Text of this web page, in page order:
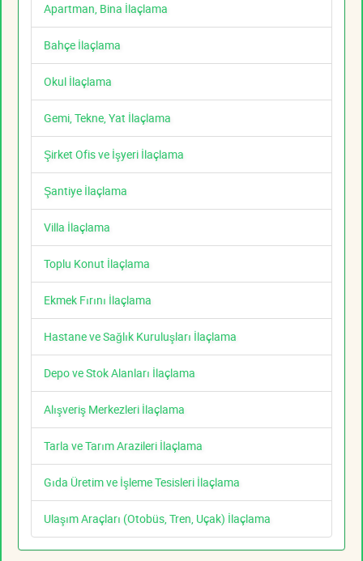
Apartman, Bina İlaçlama
Bahçe İlaçlama
Okul İlaçlama
Gemi, Tekne, Yat İlaçlama
Şirket Ofis ve İşyeri İlaçlama
Şantiye İlaçlama
Villa İlaçlama
Toplu Konut İlaçlama
Ekmek Fırını İlaçlama
Hastane ve Sağlık Kuruluşları İlaçlama
Depo ve Stok Alanları İlaçlama
Alışveriş Merkezleri İlaçlama
Tarla ve Tarım Arazileri İlaçlama
Gıda Üretim ve İşleme Tesisleri İlaçlama
Ulaşım Araçları (Otobüs, Tren, Uçak) İlaçlama